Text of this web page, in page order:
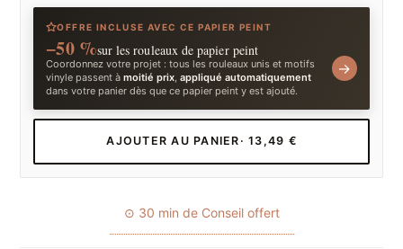
OFFRE INCLUSE AVEC CE PAPIER PEINT
−50 %sur les rouleaux de papier peint
Coordonnez votre projet : tous les rouleaux unis et motifs
vinyle passent àmoitié prix,appliqué automatiquement
dans votre panier dès que ce papier peint y est ajouté.
→
AJOUTER AU PANIER · 13,49 €
⊙ 30 min de Conseil offert